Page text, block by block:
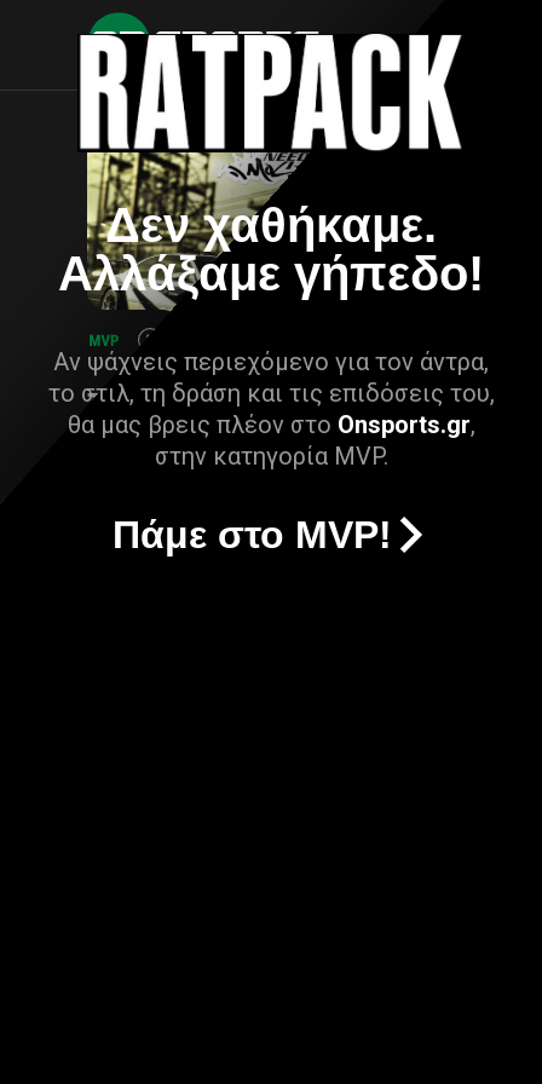
Δεν χαθήκαμε.
Αλλάξαμε γήπεδο!
Αν ψάχνεις περιεχόμενο για τον άντρα,
το στιλ, τη δράση και τις επιδόσεις του,
θα μας βρεις πλέον στο Onsports.gr,
στην κατηγορία MVP.
Πάμε στο MVP!